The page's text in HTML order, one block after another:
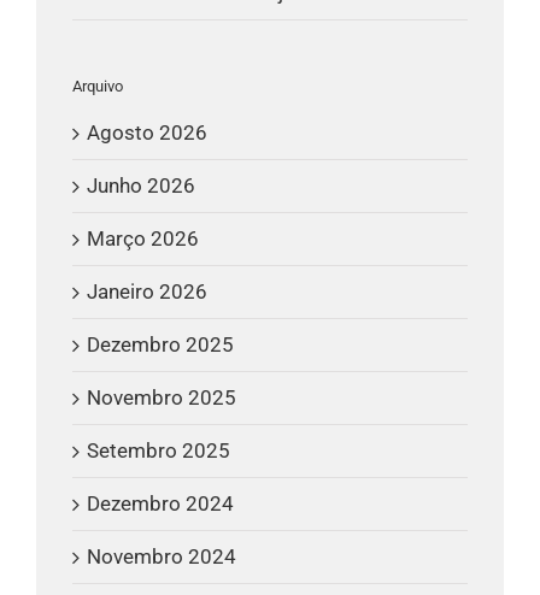
Arquivo
Agosto 2026
Junho 2026
Março 2026
Janeiro 2026
Dezembro 2025
Novembro 2025
Setembro 2025
Dezembro 2024
Novembro 2024